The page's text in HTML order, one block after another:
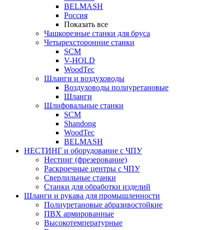
BELMASH
Россия
Показать все
Чашкорезные станки для бруса
Четырехсторонние станки
SCM
V-HOLD
WoodTec
Шланги и воздуховоды
Воздуховоды полиуретановые
Шланги
Шлифовальные станки
SCM
Shandong
WoodTec
BELMASH
НЕСТИНГ и оборудование с ЧПУ
Нестинг (фрезерование)
Раскроечные центры с ЧПУ
Сверлильные станки
Станки для обработки изделий
Шланги и рукава для промышленности
Полиуретановые абразивостойкие
ПВХ армированные
Высокотемпературные